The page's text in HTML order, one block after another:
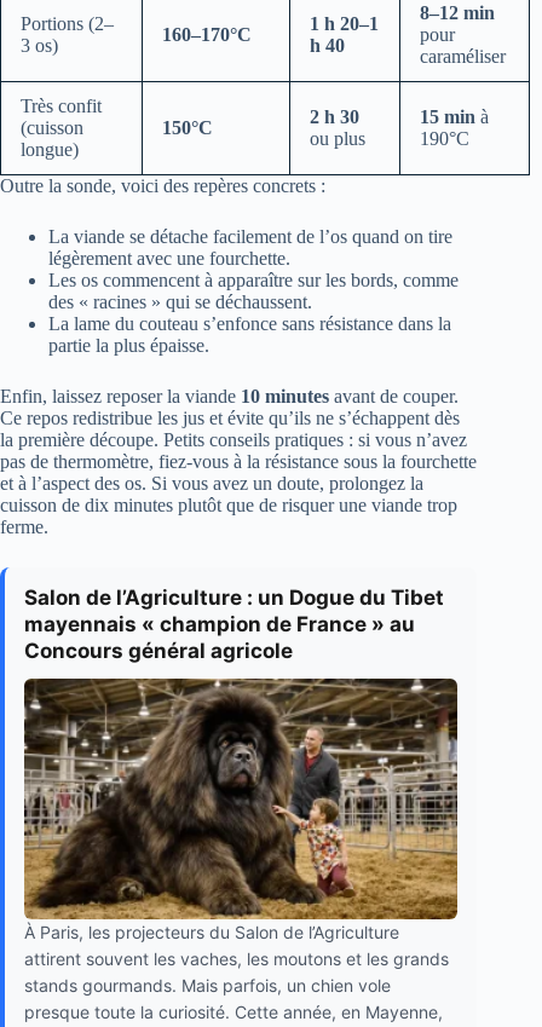
Portions (2–
3 os)
160–170°C
1 h 20–1
h 40
8–12 min
pour
caraméliser
Très confit
(cuisson
longue)
150°C
2 h 30
ou plus
15 min à
190°C
Outre la sonde, voici des repères concrets :
La viande se détache facilement de l’os quand on tire
légèrement avec une fourchette.
Les os commencent à apparaître sur les bords, comme
des « racines » qui se déchaussent.
La lame du couteau s’enfonce sans résistance dans la
partie la plus épaisse.
Enfin, laissez reposer la viande 10 minutes avant de couper.
Ce repos redistribue les jus et évite qu’ils ne s’échappent dès
la première découpe. Petits conseils pratiques : si vous n’avez
pas de thermomètre, fiez-vous à la résistance sous la fourchette
et à l’aspect des os. Si vous avez un doute, prolongez la
cuisson de dix minutes plutôt que de risquer une viande trop
ferme.
Salon de l’Agriculture : un Dogue du Tibet
mayennais « champion de France » au
Concours général agricole
À Paris, les projecteurs du Salon de l’Agriculture
attirent souvent les vaches, les moutons et les grands
stands gourmands. Mais parfois, un chien vole
presque toute la curiosité. Cette année, en Mayenne,